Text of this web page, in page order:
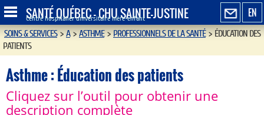
EN
SANTÉ QUÉBEC - CHU SAINTE-JUSTINE
Centre hospitalier universitaire mère-enfant
SOINS & SERVICES>A>ASTHME>PROFESSIONNELS DE LA SANTÉ>ÉDUCATION DES
PATIENTS
Asthme : Éducation des patients
Cliquez sur l’outil pour obtenir une
description complète